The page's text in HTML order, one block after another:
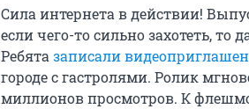
Сила интернета в действии!
если чего-то сильно захотеть, то
Ребята записали
городе с гастролями. Ролик
миллионов просмотров. К